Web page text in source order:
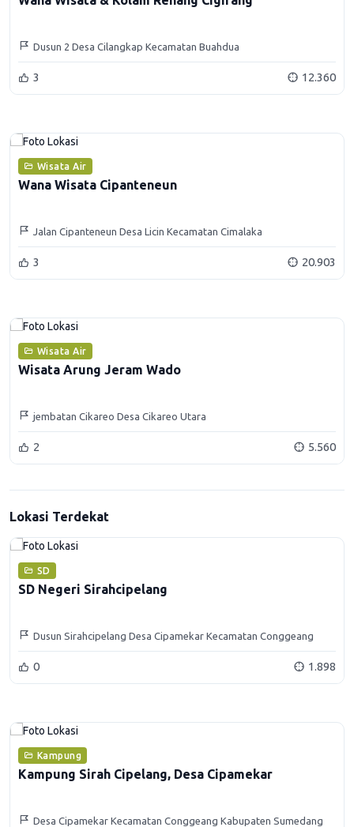
Dusun 2 Desa Cilangkap Kecamatan Buahdua
3 12.360
Wisata Air
Wana Wisata Cipanteneun
Jalan Cipanteneun Desa Licin Kecamatan Cimalaka
3 20.903
Wisata Air
Wisata Arung Jeram Wado
jembatan Cikareo Desa Cikareo Utara
2 5.560
Lokasi Terdekat
SD
SD Negeri Sirahcipelang
Dusun Sirahcipelang Desa Cipamekar Kecamatan Conggeang
Kabupaten Sumedang
0 1.898
Kampung
Kampung Sirah Cipelang, Desa Cipamekar
Desa Cipamekar Kecamatan Conggeang Kabupaten Sumedang